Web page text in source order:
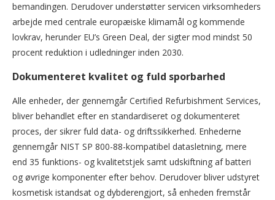
bemandingen. Derudover understøtter servicen virksomheders
arbejde med centrale europæiske klimamål og kommende
lovkrav, herunder EU’s Green Deal, der sigter mod mindst 50
procent reduktion i udledninger inden 2030.
Dokumenteret kvalitet og fuld sporbarhed
Alle enheder, der gennemgår Certified Refurbishment Services,
bliver behandlet efter en standardiseret og dokumenteret
proces, der sikrer fuld data- og driftssikkerhed. Enhederne
gennemgår NIST SP 800-88-kompatibel datasletning, mere
end 35 funktions- og kvalitetstjek samt udskiftning af batteri
og øvrige komponenter efter behov. Derudover bliver udstyret
kosmetisk istandsat og dybderengjort, så enheden fremstår